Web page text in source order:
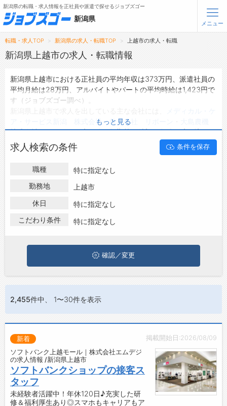
無料会員登録
メニュー
トップ
転職支援サービスについて
転職ノウハウ(応募書類の書き方・面接対策など)
ジョブズゴーについて
会社概要
新潟県の転職・求人情報を正社員や派遣で探せるジョブズゴー
新潟県
メニュー
転職・求人TOP 新潟県の求人・転職TOP 上越市の求人・転職
新潟県上越市の求人・転職情報
新潟県上越市における正社員の平均年収は373万円、派遣社員の
平均月給は28万円、アルバイトやパートの平均時給は1,423円で
す（ジョブズゴー調べ）。
ア・サービス新潟 株式会社 ・ 株式会社 リボーン
株式会社などがあり、未経験や短期等ご希望の条件で絞り込みが
できます。
新潟県上越市の地域密着型の求人サイトであるジョブズゴーでは
新潟県上越市の求人情報を1,165件取り扱っており、そのうち
社員の求人は941件、派遣社員の求人
トの求人は1件です。
第二新卒から50代・60代以上の方の再就職も可能です。 新潟県
上越市で求人・転職情報を探している方は、ぜひ興味のある職種
に応募してみてくださいね。
もっと見る
求人検索の条件 条件を保存
職種
特に指定なし
勤務地
上越市
休日
特に指定なし
こだわり条件
特に指定なし
確認／変更
2,455件中、 1〜30件を表示
掲載開始日:2026/08/09
新着
ソフトバンク上越モール｜株式会社エムデジ
の求人情報 /新潟県上越市
ソフトバンクショップの接客ス
タッフ
未経験者活躍中！年休120日♪充実した研
修＆福利厚生あり◎スマホもキャリアもア